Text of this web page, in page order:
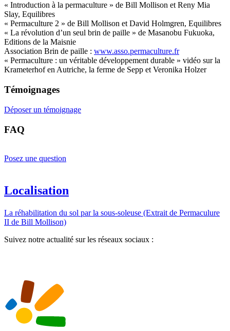
« Introduction à la permaculture » de Bill Mollison et Reny Mia
Slay, Equilibres
« Permaculture 2 » de Bill Mollison et David Holmgren, Equilibres
« La révolution d’un seul brin de paille » de Masanobu Fukuoka,
Editions de la Maisnie
Association Brin de paille : www.asso.permaculture.fr
« Permaculture : un véritable développement durable » vidéo sur la
Krameterhof en Autriche, la ferme de Sepp et Veronika Holzer
Témoignages
Déposer un témoignage
FAQ
Posez une question
Localisation
La réhabilitation du sol par la sous-soleuse (Extrait de Permaculure
II de Bill Mollison)
Suivez notre actualité sur les réseaux sociaux :